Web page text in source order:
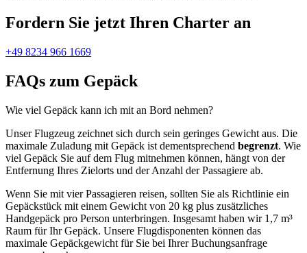
Fordern Sie jetzt Ihren Charter an
+49 8234 966 1669
FAQs zum Gepäck
Wie viel Gepäck kann ich mit an Bord nehmen?
Unser Flugzeug zeichnet sich durch sein geringes Gewicht aus. Die
maximale Zuladung mit Gepäck ist dementsprechend begrenzt. Wie
viel Gepäck Sie auf dem Flug mitnehmen können, hängt von der
Entfernung Ihres Zielorts und der Anzahl der Passagiere ab.
Wenn Sie mit vier Passagieren reisen, sollten Sie als Richtlinie ein
Gepäckstück mit einem Gewicht von 20 kg plus zusätzliches
Handgepäck pro Person unterbringen. Insgesamt haben wir 1,7 m³
Raum für Ihr Gepäck. Unsere Flugdisponenten können das
maximale Gepäckgewicht für Sie bei Ihrer Buchungsanfrage